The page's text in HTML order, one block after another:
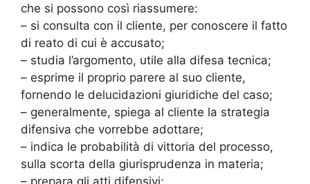
che si possono così riassumere:
– si consulta con il cliente, per conoscere il fatto
di reato di cui è accusato;
– studia l’argomento, utile alla difesa tecnica;
– esprime il proprio parere al suo cliente,
fornendo le delucidazioni giuridiche del caso;
– generalmente, spiega al cliente la strategia
difensiva che vorrebbe adottare;
– indica le probabilità di vittoria del processo,
sulla scorta della giurisprudenza in materia;
– prepara gli atti difensivi;